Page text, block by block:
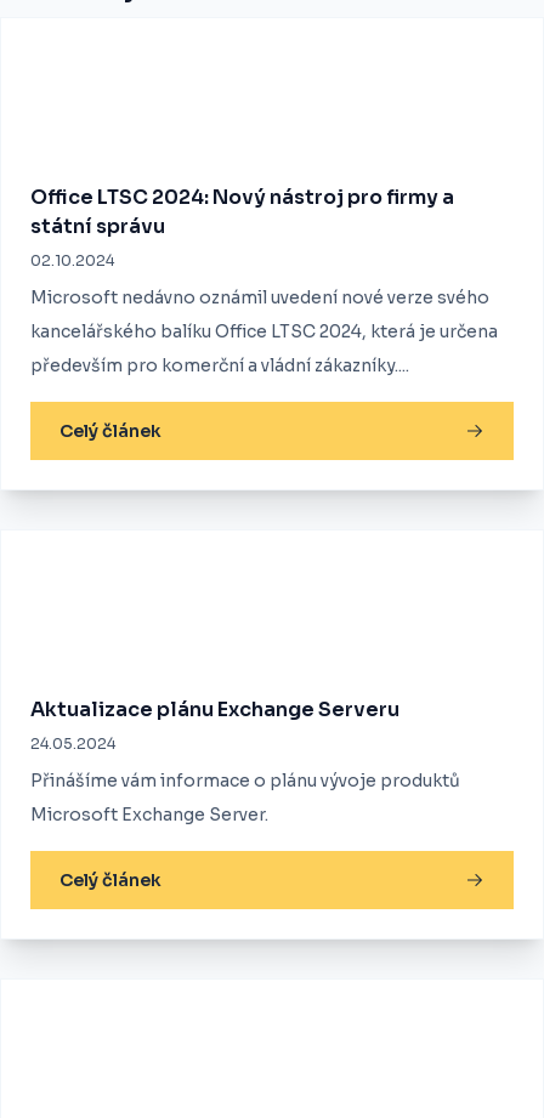
Office LTSC 2024: Nový nástroj pro firmy a
státní správu
02.10.2024
Microsoft nedávno oznámil uvedení nové verze svého
kancelářského balíku Office LTSC 2024, která je určena
především pro komerční a vládní zákazníky....
Celý článek
Aktualizace plánu Exchange Serveru
24.05.2024
Přinášíme vám informace o plánu vývoje produktů
Microsoft Exchange Server.
Celý článek